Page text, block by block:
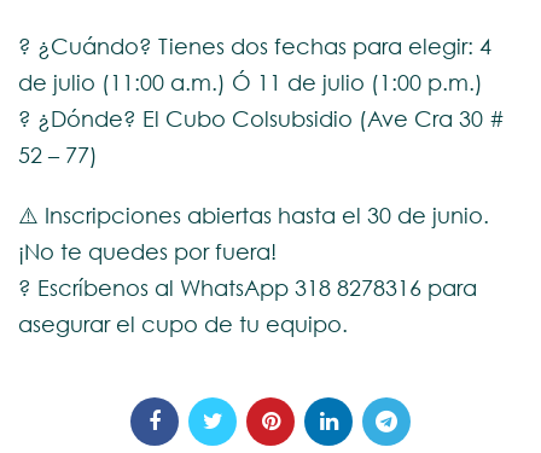
? ¿Cuándo? Tienes dos fechas para elegir: 4
de julio (11:00 a.m.) Ó 11 de julio (1:00 p.m.)
? ¿Dónde? El Cubo Colsubsidio (Ave Cra 30 #
52 – 77)
⚠️ Inscripciones abiertas hasta el 30 de junio.
¡No te quedes por fuera!
? Escríbenos al WhatsApp 318 8278316 para
asegurar el cupo de tu equipo.